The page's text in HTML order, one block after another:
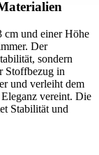
cm und einer Höhe
Der
sondern
Stoffbezug in
und verleiht dem
vereint. Die
Stabilität und